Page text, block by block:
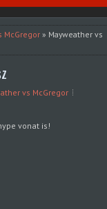
McGregor » Mayweather vs
vs McGregor
vonat is!